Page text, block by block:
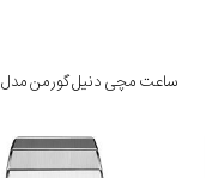
ساعت مچی دنیل گورمن مدل DG9091.SUS